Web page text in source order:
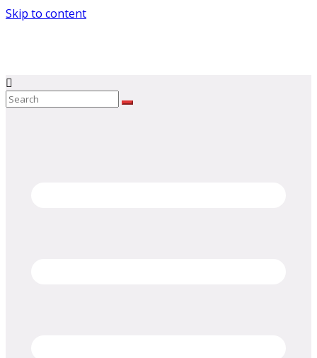
Skip to content